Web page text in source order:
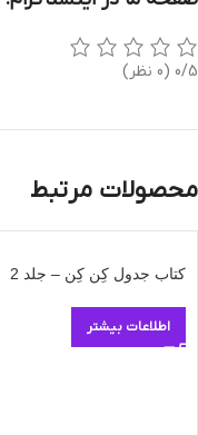
0/5 (0 نظر)
محصولات مرتبط
کتاب جدول کِن کِن – جلد 2
اطلاعات بیشتر